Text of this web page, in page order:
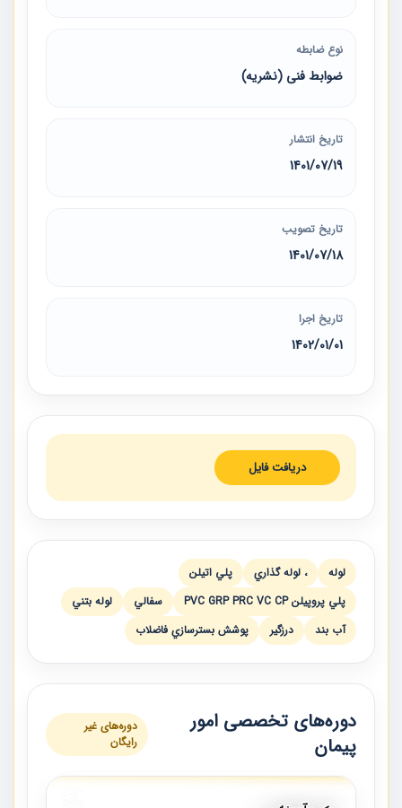
نوع ضابطه
ضوابط فنی (نشریه)
تاریخ انتشار
1401/07/19
تاریخ تصویب
1401/07/18
تاریخ اجرا
1402/01/01
دریافت فایل
لوله ، لوله گذاري
پلي اتيلن
پلي پروپيلن PVC GRP PRC VC CP
سفالي
لوله بتني
آب بند
درزگير پوشش بسترسازي فاضلاب
دوره‌های تخصصی امور
پیمان
دوره‌های غیر
رایگان